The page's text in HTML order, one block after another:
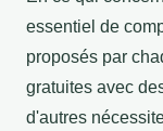
essentiel de
proposés par
gratuites avec
d'autres